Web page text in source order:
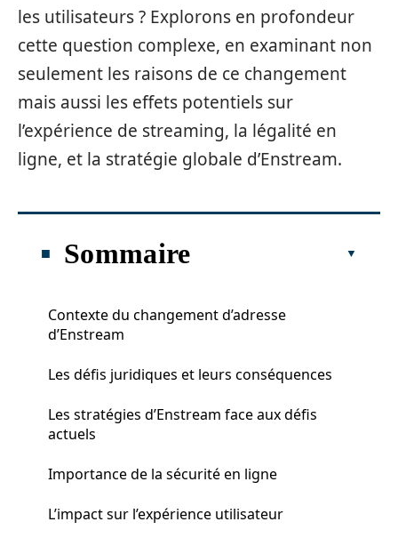
les utilisateurs ? Explorons en profondeur
cette question complexe, en examinant non
seulement les raisons de ce changement
mais aussi les effets potentiels sur
l’expérience de streaming, la légalité en
ligne, et la stratégie globale d’Enstream.
Sommaire
Contexte du changement d’adresse
d’Enstream
Les défis juridiques et leurs conséquences
Les stratégies d’Enstream face aux défis
actuels
Importance de la sécurité en ligne
L’impact sur l’expérience utilisateur